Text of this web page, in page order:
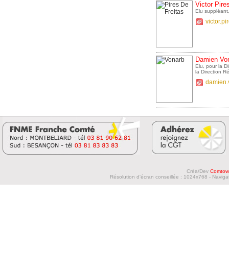
Victor
Elu
Damien
Elu, pour la
la Direction
Créa/Dev
Résolution d'écran conseillée : 1024x768 -